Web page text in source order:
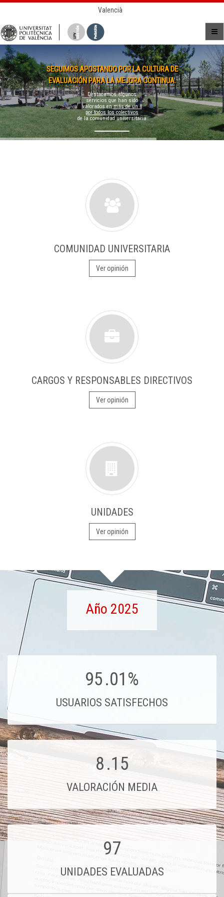
Valencià
SEGUIMOS APOSTANDO POR LA CULTURA DE
EVALUACIÓN PARA LA MEJORA CONTINUA.
Destacamos algunos
servicios que han sido
valorados enmás de un 8
por todos los colectivos
de la comunidad universitaria
COMUNIDAD UNIVERSITARIA
Ver opinión
CARGOS Y RESPONSABLES DIRECTIVOS
Ver opinión
UNIDADES
Ver opinión
Año 2025
95.01%
USUARIOS SATISFECHOS
8.15
VALORACIÓN MEDIA
97
UNIDADES EVALUADAS